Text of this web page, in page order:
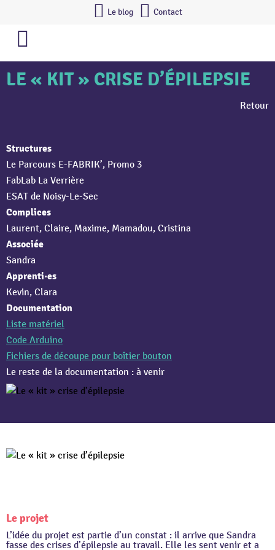
Le blog Contact
LE « KIT » CRISE D’ÉPILEPSIE
Retour
Structures
Le Parcours E-FABRIK’, Promo 3
FabLab La Verrière
ESAT de Noisy-Le-Sec
Complices
Laurent, Claire, Maxime, Mamadou, Cristina
Associée
Sandra
Apprenti·es
Kevin, Clara
Documentation
Liste matériel
Code Arduino
Fichiers de découpe pour boîtier bouton
Le reste de la documentation : à venir
Le projet
L’idée du projet est partie d’un constat : il arrive que Sandra
fasse des crises d’épilepsie au travail. Elle les sent venir et a